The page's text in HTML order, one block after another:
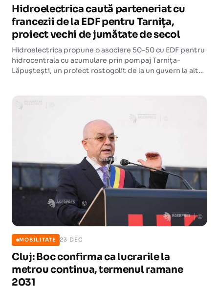
Hidroelectrica caută parteneriat cu
francezii de la EDF pentru Tarnița,
proiect vechi de jumătate de secol
Hidroelectrica propune o asociere 50-50 cu EDF pentru
hidrocentrala cu acumulare prin pompaj Tarnița-
Lăpuștești, un proiect rostogolit de la un guvern la altul
MOBILITATE 23 DEC
Cluj: Boc confirma ca lucrarile la
metrou continua, termenul ramane
2031